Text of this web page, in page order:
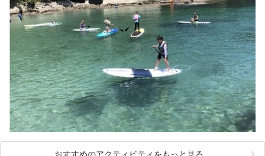
おすすめのアクティビティをもっと見る